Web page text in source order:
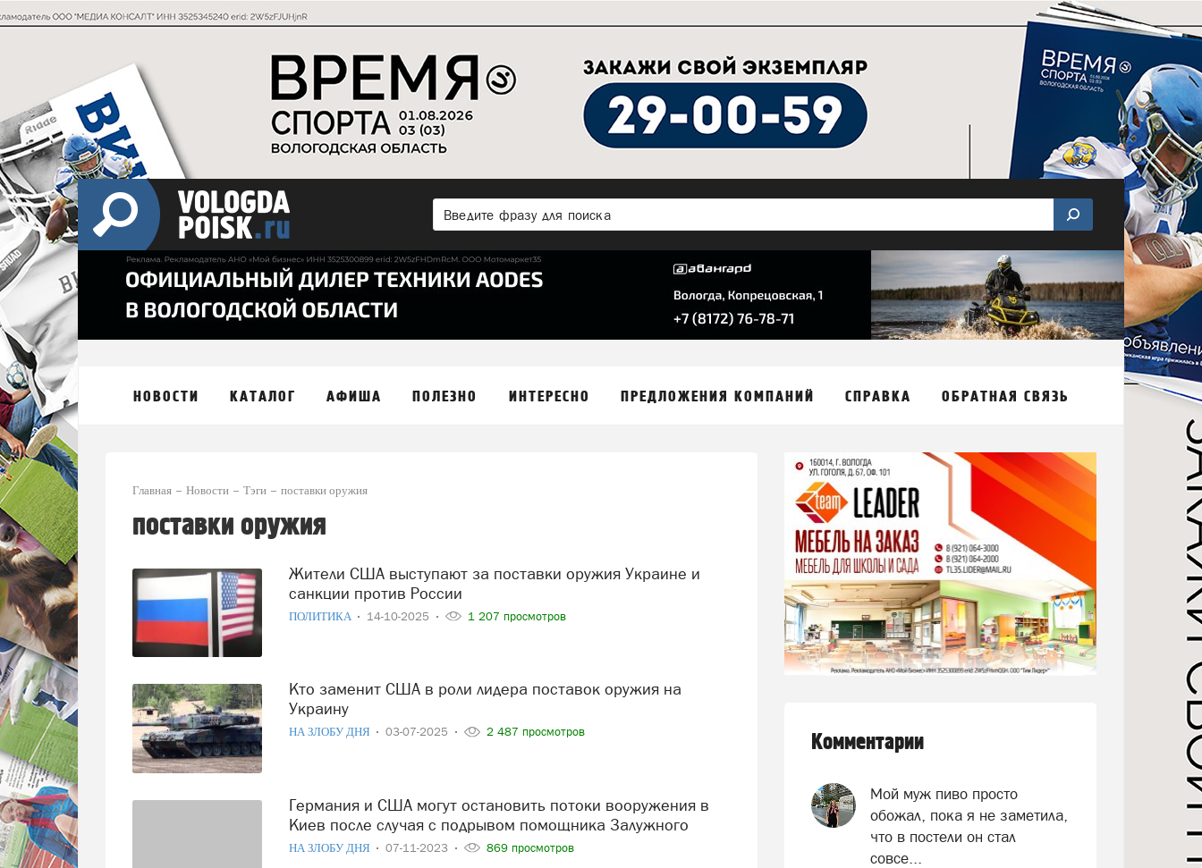
НОВОСТИ КАТАЛОГ АФИША ПОЛЕЗНО ИНТЕРЕСНО ПРЕДЛОЖЕНИЯ КОМПАНИЙ СПРАВКА ОБРАТНАЯ СВЯЗЬ
Главная Новости Тэги поставки оружия
поставки оружия
Жители США выступают за поставки оружия Украине и
санкции против России
ПОЛИТИКА 14-10-2025 1 207 просмотров
Кто заменит США в роли лидера поставок оружия на
Украину
НА ЗЛОБУ ДНЯ 03-07-2025 2 487 просмотров
Германия и США могут остановить потоки вооружения в
Киев после случая с подрывом помощника Залужного
НА ЗЛОБУ ДНЯ 07-11-2023 869 просмотров
Комментарии
Мой муж пиво просто
обожал, пока я не заметила,
что в постели он стал
совсе...